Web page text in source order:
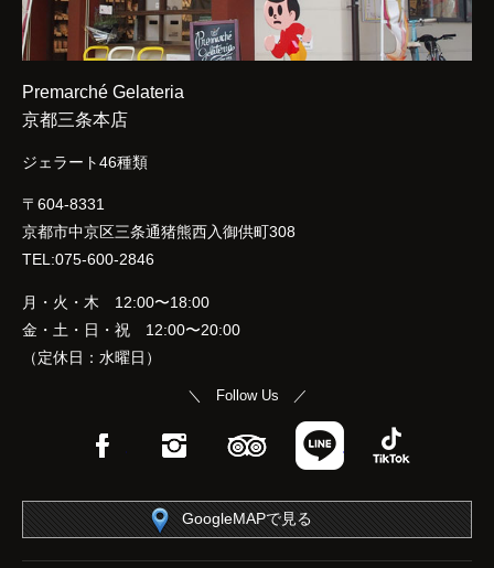
Premarché Gelateria
京都三条本店
ジェラート46種類
〒604-8331
京都市中京区三条通猪熊西入御供町308
TEL:075-600-2846
月・火・木 12:00〜18:00
金・土・日・祝 12:00〜20:00
（定休日：水曜日）
＼ Follow Us ／
FacebookInstagramTripAdvisor
LINE
GoogleMAPで見る